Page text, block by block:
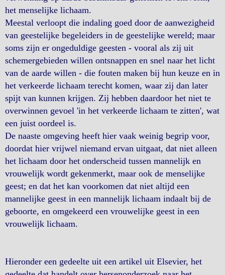
het menselijke lichaam.
Meestal verloopt die indaling goed door de aanwezigheid
van geestelijke begeleiders in de geestelijke wereld; maar
soms zijn er ongeduldige geesten - vooral als zij uit
schemergebieden willen ontsnappen en snel naar het licht
van de aarde willen - die fouten maken bij hun keuze en in
het verkeerde lichaam terecht komen, waar zij dan later
spijt van kunnen krijgen. Zij hebben daardoor het niet te
overwinnen gevoel 'in het verkeerde lichaam te zitten', wat
een juist oordeel is.
De naaste omgeving heeft hier vaak weinig begrip voor,
doordat hier vrijwel niemand ervan uitgaat, dat niet alleen
het lichaam door het onderscheid tussen mannelijk en
vrouwelijk wordt gekenmerkt, maar ook de menselijke
geest; en dat het kan voorkomen dat niet altijd een
mannelijke geest in een mannelijk lichaam indaalt bij de
geboorte, en omgekeerd een vrouwelijke geest in een
vrouwelijk lichaam.
Hieronder een gedeelte uit een artikel uit Elsevier, het